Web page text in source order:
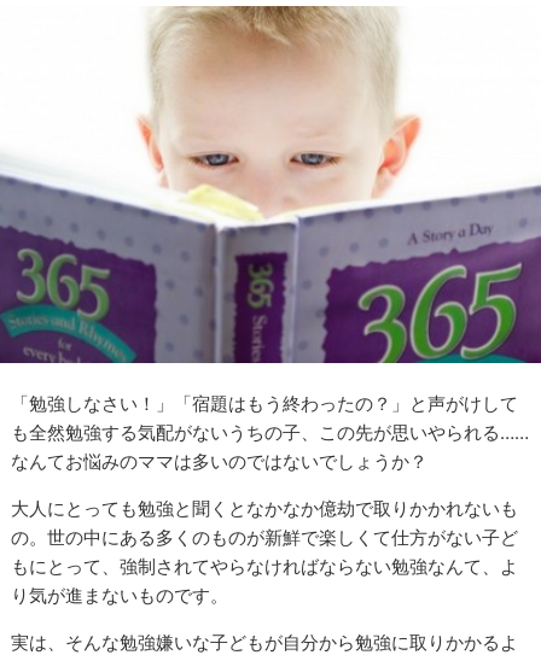
「勉強しなさい！」「宿題はもう終わったの？」と声がけして
も全然勉強する気配がないうちの子、この先が思いやられる……
なんてお悩みのママは多いのではないでしょうか？
大人にとっても勉強と聞くとなかなか億劫で取りかかれないも
の。世の中にある多くのものが新鮮で楽しくて仕方がない子ど
もにとって、強制されてやらなければならない勉強なんて、よ
り気が進まないものです。
実は、そんな勉強嫌いな子どもが自分から勉強に取りかかるよ